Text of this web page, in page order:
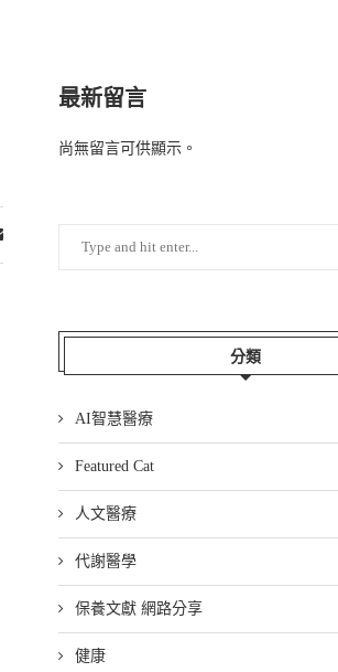
最新留言
尚無留言可供顯示。
分類
AI智慧醫療
Featured Cat
人文醫療
代謝醫學
保養文獻 網路分享
健康